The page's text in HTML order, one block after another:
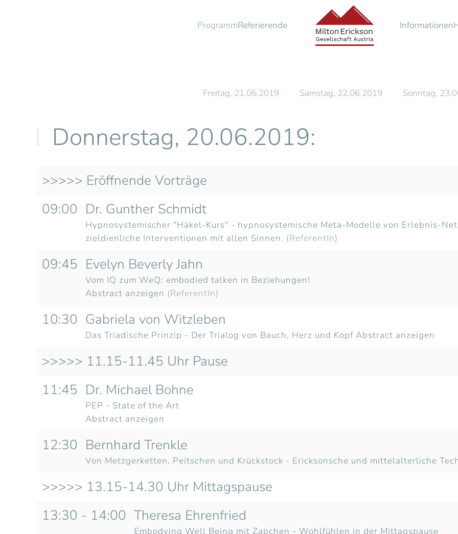
ProgrammReferierende Informationen
Freitag, 21.06.2019 Samstag, 22.06.2019 Sonntag,
Donnerstag, 20.06.2019:
>>>>> Eröffnende Vorträge
09:00 Dr. Gunther Schmidt
Hypnosystemischer "Häkel-Kurs" - hypnosystemische Meta-Modelle von Erlebnis-
zieldienliche Interventionen mit allen Sinnen. (ReferentIn)
09:45 Evelyn Beverly Jahn
Vom IQ zum WeQ: embodied talken in Beziehungen!
Abstract anzeigen (ReferentIn)
10:30 Gabriela von Witzleben
Das Triadische Prinzip - Der Trialog von Bauch, Herz und Kopf Abstract anzeigen
>>>>> 11.15-11.45 Uhr Pause
11:45 Dr. Michael Bohne
PEP - State of the Art
Abstract anzeigen
12:30 Bernhard Trenkle
Von Metzgerketten, Peitschen und Krückstock - Ericksonsche und mittelalterliche
>>>>> 13.15-14.30 Uhr Mittagspause
13:30 - 14:00 Theresa Ehrenfried
Embodying Well Being mit Zapchen - Wohlfühlen in der Mittagspause